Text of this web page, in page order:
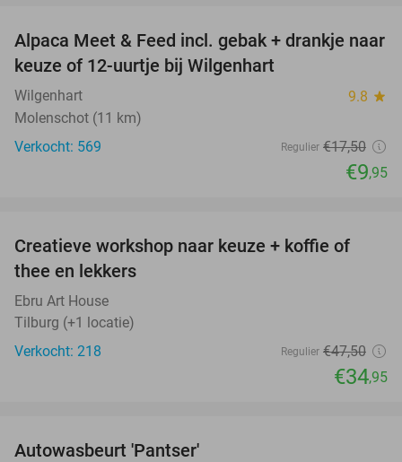
43%
Alpaca Meet & Feed incl. gebak + drankje naar
keuze of 12-uurtje bij Wilgenhart
Wilgenhart 9.8 star
Molenschot (11 km)
Verkocht: 569
Regulier €17,50
€9,95
26%
Creatieve workshop naar keuze + koffie of
thee en lekkers
Ebru Art House
Tilburg (+1 locatie)
Verkocht: 218
Regulier €47,50
€34,95
Autowasbeurt 'Pantser'